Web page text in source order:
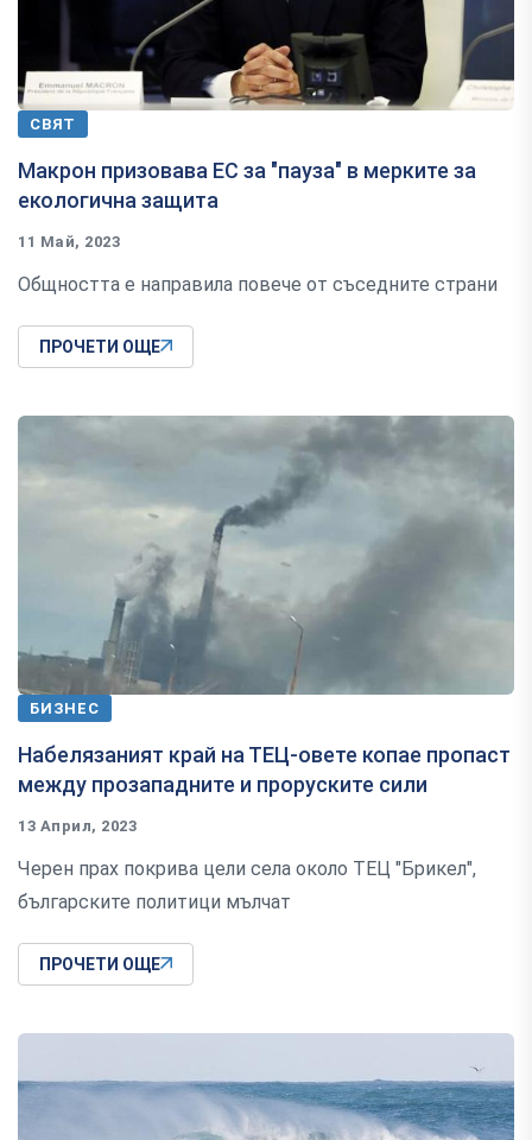
СВЯТ
Макрон призовава ЕС за "пауза" в мерките за
екологична защита
11 Май, 2023
Общността е направила повече от съседните страни
ПРОЧЕТИ ОЩЕ
БИЗНЕС
Набелязаният край на ТЕЦ-овете копае пропаст
между прозападните и проруските сили
13 Април, 2023
Черен прах покрива цели села около ТЕЦ "Брикел",
българските политици мълчат
ПРОЧЕТИ ОЩЕ